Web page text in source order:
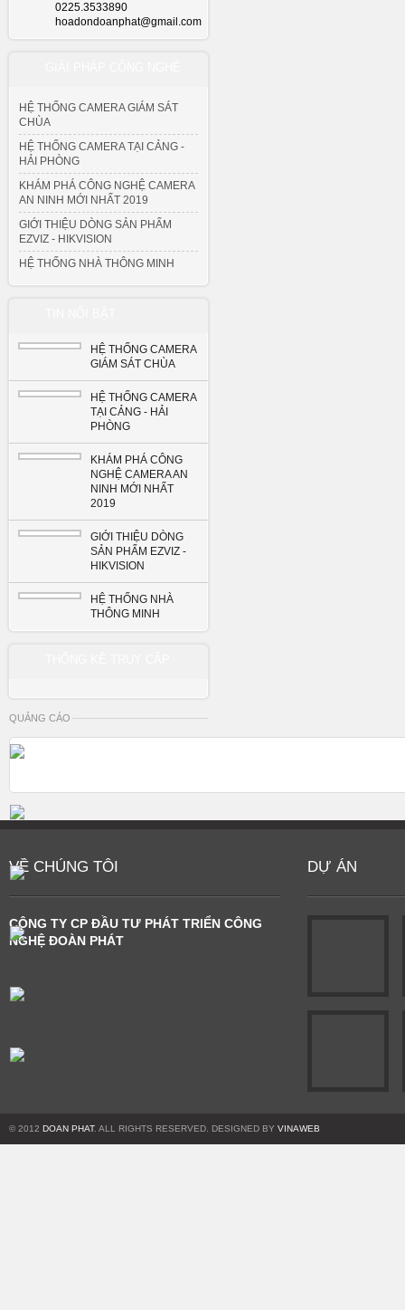
0225.3533890
hoadondoanphat@gmail.com
HỆ THỐNG CAMERA GIÁM SÁT
CHÙA
HỆ THỐNG CAMERA TẠI CẢNG -
HẢI PHÒNG
KHÁM PHÁ CÔNG NGHỆ CAMERA
AN NINH MỚI NHẤT 2019
GIỚI THIỆU DÒNG SẢN PHẨM
EZVIZ - HIKVISION
HỆ THỐNG NHÀ THÔNG MINH
HỆ THỐNG CAMERA
GIÁM SÁT CHÙA
HỆ THỐNG CAMERA
TẠI CẢNG - HẢI
PHÒNG
KHÁM PHÁ CÔNG
NGHỆ CAMERA AN
NINH MỚI NHẤT
2019
GIỚI THIỆU DÒNG
SẢN PHẨM EZVIZ -
HIKVISION
HỆ THỐNG NHÀ
THÔNG MINH
QUẢNG CÁO
VỀ CHÚNG TÔI
CÔNG TY CP ĐẦU TƯ PHÁT TRIỂN CÔNG
NGHỆ ĐOÀN PHÁT
DỰ ÁN
© 2012 DOAN PHAT. ALL RIGHTS RESERVED. DESIGNED BY VINAWEB